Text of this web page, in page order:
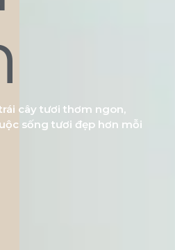
cây tươi thơm ngon,
sống tươi đẹp hơn mỗi